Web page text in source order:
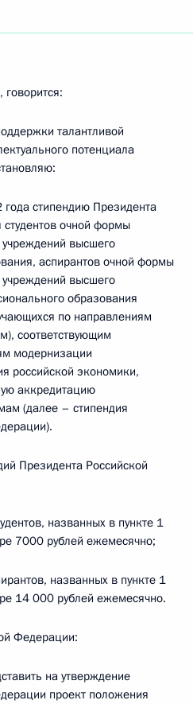
говорится:
талантливой
потенциала
стипендию Президента
очной формы
высшего
аспирантов очной формы
высшего
образования
по направлениям
соответствующим
модернизации
российской экономики,
аккредитацию
(далее – стипендия
Президента Российской
названных в пункте 1
7000 рублей ежемесячно;
названных в пункте 1
14 000 рублей ежемесячно.
Федерации:
на утверждение
проект положения